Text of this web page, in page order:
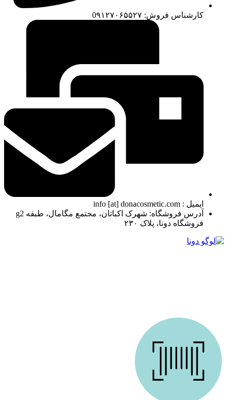
کارشناس فروش: 0۹۱۲۷۰۶۵۵۲۷
ایمیل : info [at] donacosmetic.com
آدرس فروشگاه: شهرک اکباتان، مجتمع مگامال، طبقه g2
فروشگاه دونا، پلاک ۲۳۰